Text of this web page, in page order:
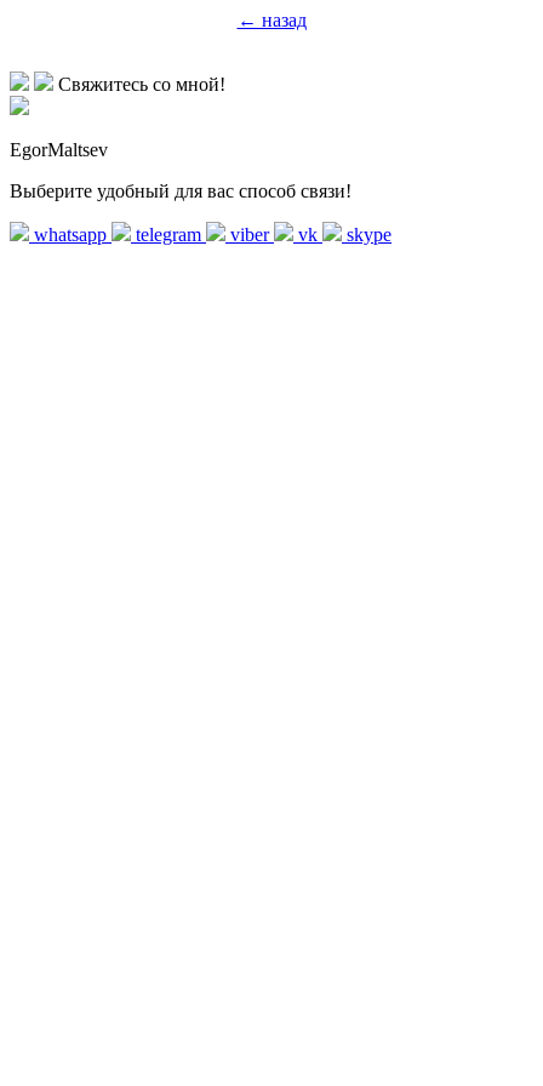
← назад
Свяжитесь со мной!
EgorMaltsev
Выберите удобный для вас способ связи!
whatsapp telegram viber vk skype